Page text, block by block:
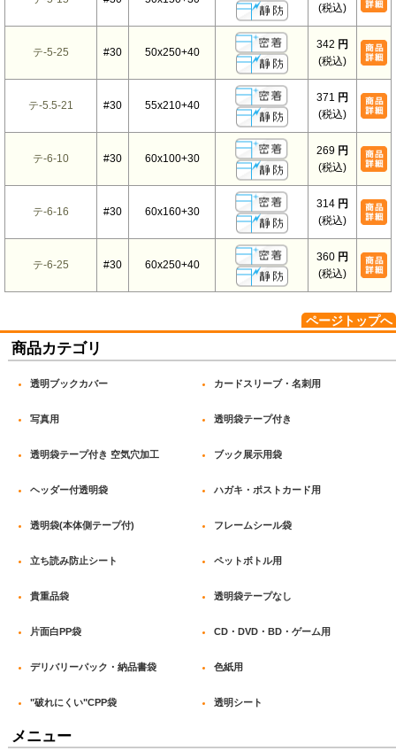
(税込)
テ-5-25 #30 50x250+40
342 円
(税込)
テ-5.5-21 #30 55x210+40
371 円
(税込)
テ-6-10 #30 60x100+30
269 円
(税込)
テ-6-16 #30 60x160+30
314 円
(税込)
テ-6-25 #30 60x250+40
360 円
(税込)
ページトップへ
商品カテゴリ
透明ブックカバー カードスリーブ・名刺用
写真用 透明袋テープ付き
透明袋テープ付き 空気穴加工 ブック展示用袋
ヘッダー付透明袋 ハガキ・ポストカード用
透明袋(本体側テープ付) フレームシール袋
立ち読み防止シート ペットボトル用
貴重品袋 透明袋テープなし
片面白PP袋 CD・DVD・BD・ゲーム用
デリバリーパック・納品書袋 色紙用
"破れにくい"CPP袋 透明シート
メニュー